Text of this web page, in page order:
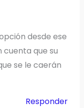
desde ese
que su
se le caerán
Responder